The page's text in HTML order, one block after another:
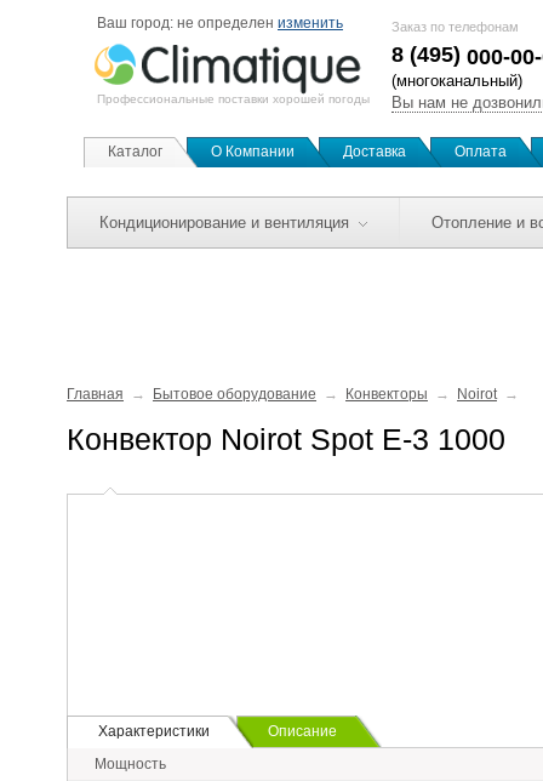
Ваш город: не определен изменить
Профессиональные поставки хорошей погоды
Заказ по телефонам
8 (495) 000-
(многоканальный)
Вы нам не
Каталог О Компании Доставка Оплата
Кондиционирование и вентиляция Отопление и
Главная Бытовое оборудование Конвекторы Noirot
Конвектор Noirot Spot E-3 1000
Характеристики
Описание
Мощность